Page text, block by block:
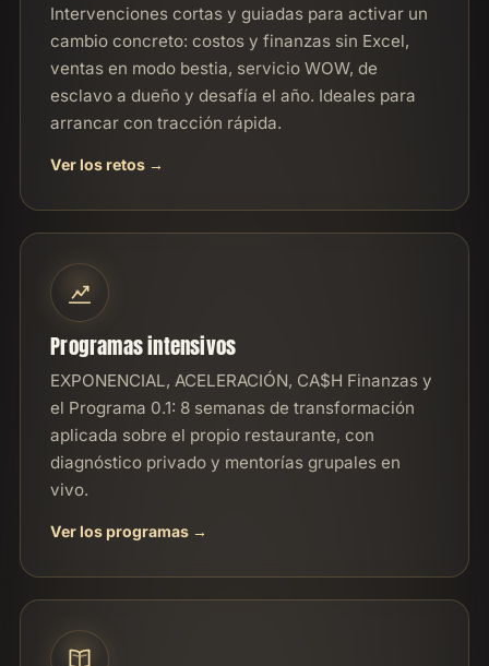
Intervenciones cortas y guiadas para activar un
cambio concreto: costos y finanzas sin Excel,
ventas en modo bestia, servicio WOW, de
esclavo a dueño y desafía el año. Ideales para
arrancar con tracción rápida.
Ver los retos
Programas intensivos
EXPONENCIAL, ACELERACIÓN, CA$H Finanzas y
el Programa 0.1: 8 semanas de transformación
aplicada sobre el propio restaurante, con
diagnóstico privado y mentorías grupales en
vivo.
Ver los programas